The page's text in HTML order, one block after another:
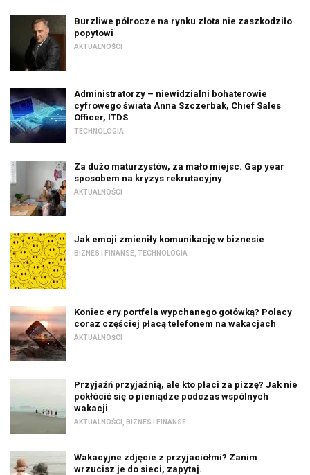
Burzliwe półrocze na rynku złota nie zaszkodziło
popytowi
AKTUALNOŚCI
Administratorzy – niewidzialni bohaterowie
cyfrowego świata Anna Szczerbak, Chief Sales
Officer, ITDS
TECHNOLOGIA
Za dużo maturzystów, za mało miejsc. Gap year
sposobem na kryzys rekrutacyjny
AKTUALNOŚCI
Jak emoji zmieniły komunikację w biznesie
BIZNES I FINANSE TECHNOLOGIA
Koniec ery portfela wypchanego gotówką? Polacy
coraz częściej płacą telefonem na wakacjach
AKTUALNOŚCI
Przyjaźń przyjaźnią, ale kto płaci za pizzę? Jak nie
pokłócić się o pieniądze podczas wspólnych
wakacji
AKTUALNOŚCI BIZNES I FINANSE
Wakacyjne zdjęcie z przyjaciółmi? Zanim
wrzucisz je do sieci, zapytaj.